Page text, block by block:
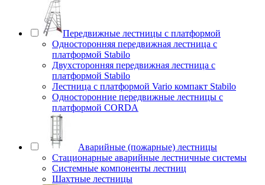
Передвижные лестницы с платформой
Односторонняя передвижная лестница с
платформой Stabilo
Двухсторонняя передвижная лестница с
платформой Stabilo
Лестница с платформой Vario компакт Stabilo
Односторонние передвижные лестницы с
платформой CORDA
Аварийные (пожарные) лестницы
Стационарные аварийные лестничные системы
Системные компоненты лестниц
Шахтные лестницы